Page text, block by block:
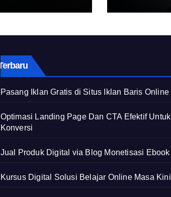
Terbaru
Pasang Iklan Gratis di Situs Iklan Baris Online
Optimasi Landing Page Dan CTA Efektif Untuk
Konversi
Jual Produk Digital via Blog Monetisasi Ebook
Kursus Digital Solusi Belajar Online Masa Kini